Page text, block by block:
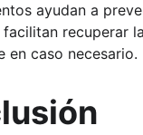
ayudan a
recuperar
en caso necesario.